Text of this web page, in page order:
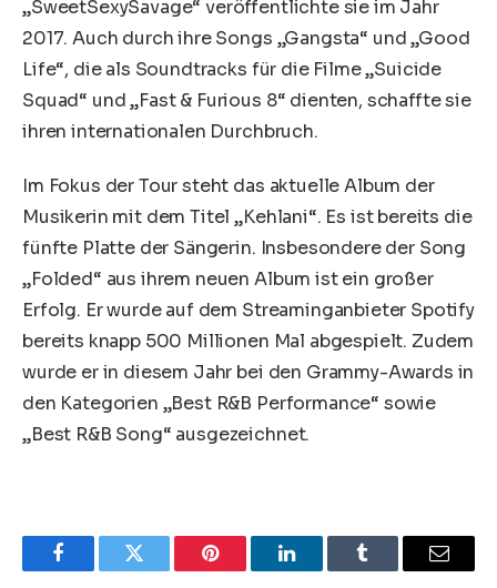
„SweetSexySavage“ veröffentlichte sie im Jahr
2017. Auch durch ihre Songs „Gangsta“ und „Good
Life“, die als Soundtracks für die Filme „Suicide
Squad“ und „Fast & Furious 8“ dienten, schaffte sie
ihren internationalen Durchbruch.
Im Fokus der Tour steht das aktuelle Album der
Musikerin mit dem Titel „Kehlani“. Es ist bereits die
fünfte Platte der Sängerin. Insbesondere der Song
„Folded“ aus ihrem neuen Album ist ein großer
Erfolg. Er wurde auf dem Streaminganbieter Spotify
bereits knapp 500 Millionen Mal abgespielt. Zudem
wurde er in diesem Jahr bei den Grammy-Awards in
den Kategorien „Best R&B Performance“ sowie
„Best R&B Song“ ausgezeichnet.
FacebookTwitter Pinterest LinkedInTumblr Email